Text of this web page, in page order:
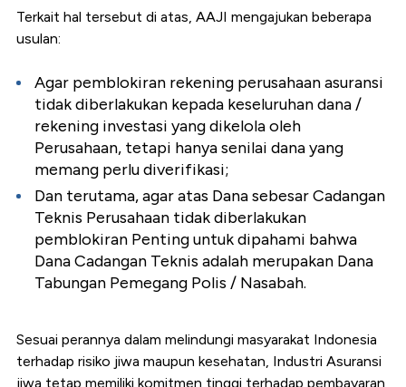
Terkait hal tersebut di atas, AAJI mengajukan beberapa
usulan:
Agar pemblokiran rekening perusahaan asuransi
tidak diberlakukan kepada keseluruhan dana /
rekening investasi yang dikelola oleh
Perusahaan, tetapi hanya senilai dana yang
memang perlu diverifikasi;
Dan terutama, agar atas Dana sebesar Cadangan
Teknis Perusahaan tidak diberlakukan
pemblokiran Penting untuk dipahami bahwa
Dana Cadangan Teknis adalah merupakan Dana
Tabungan Pemegang Polis / Nasabah.
Sesuai perannya dalam melindungi masyarakat Indonesia
terhadap risiko jiwa maupun kesehatan, Industri Asuransi
jiwa tetap memiliki komitmen tinggi terhadap pembayaran